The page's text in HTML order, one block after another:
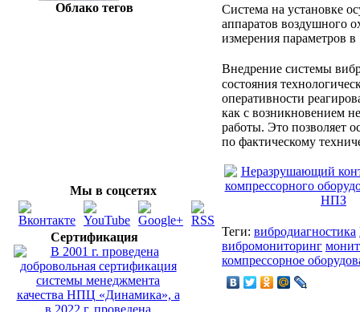
Облако тегов
Мы в соцсетях
Сертификация
Система на установке
аппаратов воздушного
измерения параметров
Внедрение системы
состояния
оперативности
как с возникновением
работы. Это позволяет
по фактическому
Теги: вибродиагностика
вибромониторинг
компрессорное